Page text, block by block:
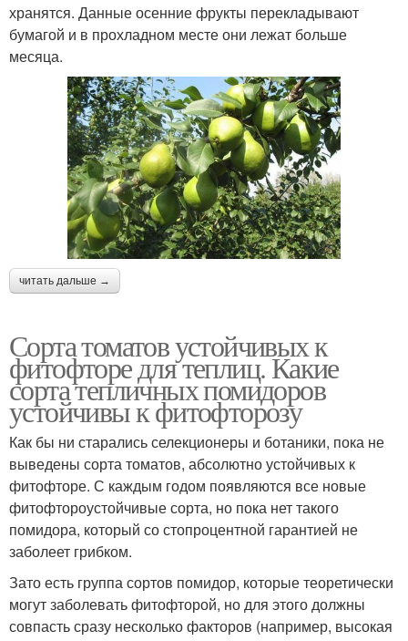
хранятся. Данные осенние фрукты перекладывают
бумагой и в прохладном месте они лежат больше
месяца.
читать дальше →
Сорта томатов устойчивых к
фитофторе для теплиц. Какие
сорта тепличных помидоров
устойчивы к фитофторозу
Как бы ни старались селекционеры и ботаники, пока не
выведены сорта томатов, абсолютно устойчивых к
фитофторе. С каждым годом появляются все новые
фитофтороустойчивые сорта, но пока нет такого
помидора, который со стопроцентной гарантией не
заболеет грибком.
Зато есть группа сортов помидор, которые теоретически
могут заболевать фитофторой, но для этого должны
совпасть сразу несколько факторов (например, высокая